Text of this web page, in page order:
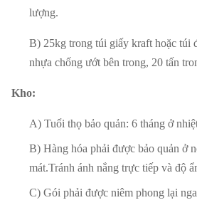
lượng.
B) 25kg trong túi giấy kraft hoặc túi
nhựa chống ướt bên trong, 20 tấn
Kho:
A) Tuổi thọ bảo quản: 6 tháng ở
B) Hàng hóa phải được bảo quản ở
mát.Tránh ánh nắng trực tiếp và độ
C) Gói phải được niêm phong lại